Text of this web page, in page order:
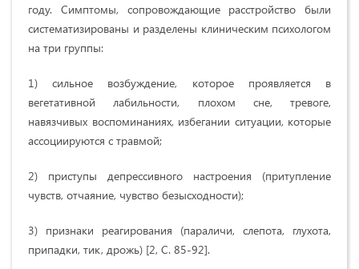
году. Симптомы, сопровождающие расстройство были
систематизированы и разделены клиническим психологом
на три группы:
1) сильное возбуждение, которое проявляется в
вегетативной лабильности, плохом сне, тревоге,
навязчивых воспоминаниях, избегании ситуации, которые
ассоциируются с травмой;
2) приступы депрессивного настроения (притупление
чувств, отчаяние, чувство безысходности);
3) признаки реагирования (параличи, слепота, глухота,
припадки, тик, дрожь) [2, С. 85-92].